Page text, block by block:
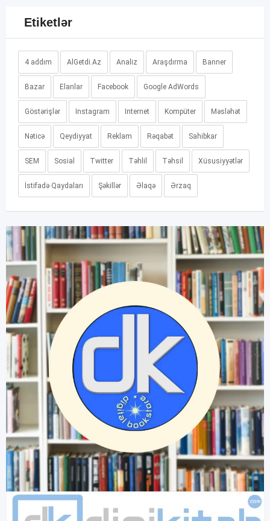
Etiketlər
4 addım AlGetdi.Az Analiz Araşdırma Banner
Bazar Elanlar Facebook Google AdWords
Göstərişlər Instagram Internet Kompüter Məsləhət
Nəticə Qeydiyyat Reklam Rəqabət Sahibkar
SEM Sosial Twitter Təhlil Təhsil Xüsusiyyətlər
İstifadə Qaydaları Şəkillər Əlaqə Ərzaq